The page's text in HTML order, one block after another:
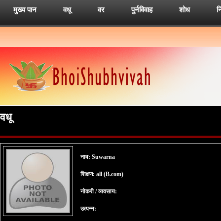
मुख्य पान वधू वर पुर्नविवाह शोध
वधू
नाव: Suwarna
शिक्षण: all (B.com)
नोकरी / व्यवसाय:
उत्पन्न: